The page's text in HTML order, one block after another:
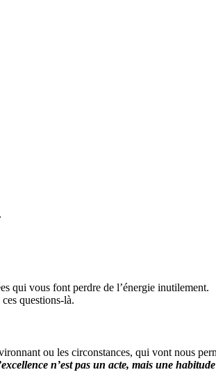
qui vous font perdre de l’énergie inutilement.
questions-là.
ou les circonstances, qui vont nous
n’est pas un acte, mais une habitude